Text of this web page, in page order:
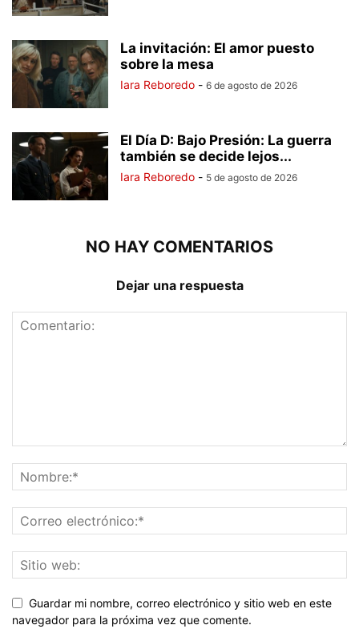
La invitación: El amor puesto
sobre la mesa
Iara Reboredo - 6 de agosto de 2026
El Día D: Bajo Presión: La guerra
también se decide lejos...
Iara Reboredo - 5 de agosto de 2026
NO HAY COMENTARIOS
Dejar una respuesta
Guardar mi nombre, correo electrónico y sitio web en este
navegador para la próxima vez que comente.